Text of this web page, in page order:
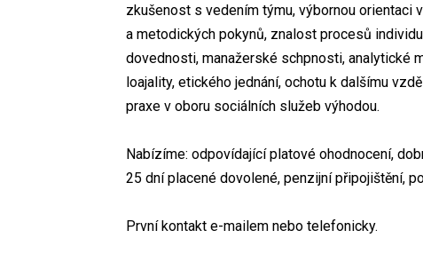
zkušenost s vedením týmu, výbornou orientaci
a metodických pokynů, znalost procesů
dovednosti, manažerské schpnosti, analytické
loajality, etického jednání, ochotu k dalšímu
praxe v oboru sociálních služeb výhodou.
Nabízíme: odpovídající platové ohodnocení,
25 dní placené dovolené, penzijní připojištění,
První kontakt e-mailem nebo telefonicky.